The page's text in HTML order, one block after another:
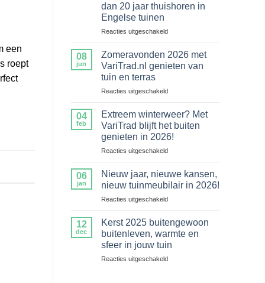
een
roept
dan 20 jaar thuishoren in
Engelse tuinen
Reacties uitgeschakeldvoor
boogbruggen
schommelbanken
meer
20
jaar
thuishoren
in
Engelse
08
jun
Zomeravonden 2026 met
VariTrad.nl genieten van
tuin en terras
Reacties uitgeschakeldvoor
met
VariTrad.nl
genieten
van
en
terras
04
feb
Extreem winterweer? Met
VariTrad blijft het buiten
genieten in 2026!
Reacties uitgeschakeldvoor
winterweer?
Met
VariTrad
blijft
buiten
genieten
2026!
06
jan
Nieuw jaar, nieuwe kansen,
nieuw tuinmeubilair in 2026!
Reacties uitgeschakeldvoor
nieuwe
kansen,
nieuw
tuinmeubilair
12
dec
Kerst 2025 buitengewoon
buitenleven, warmte en
sfeer in jouw tuin
Reacties uitgeschakeldvoor